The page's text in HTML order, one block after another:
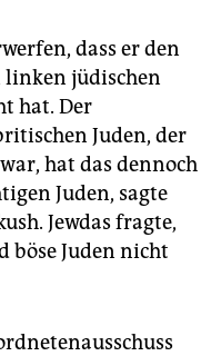
dass er den
linken jüdischen
hat. Der
Juden, der
hat das dennoch
Juden, sagte
Jewdas fragte,
böse Juden nicht